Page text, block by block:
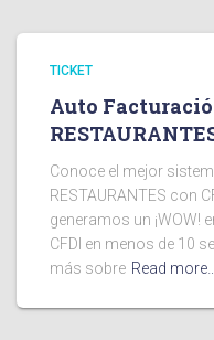
TICKET
Auto
Conoce el mejor
RESTAURANTES con
generamos un ¡WOW!
CFDI en menos de 10
más sobre Read more…